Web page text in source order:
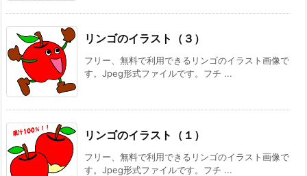
リンゴのイラスト（３）
フリー、無料で利用できるリンゴのイラスト画像で
す。Jpeg形式ファイルです。フチ ...
リンゴのイラスト（１）
フリー、無料で利用できるリンゴのイラスト画像で
す。Jpeg形式ファイルです。フチ ...